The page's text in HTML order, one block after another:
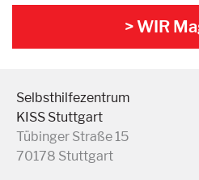
> WIR
Selbsthilfezentrum
KISS Stuttgart
Tübinger Straße 15
70178 Stuttgart